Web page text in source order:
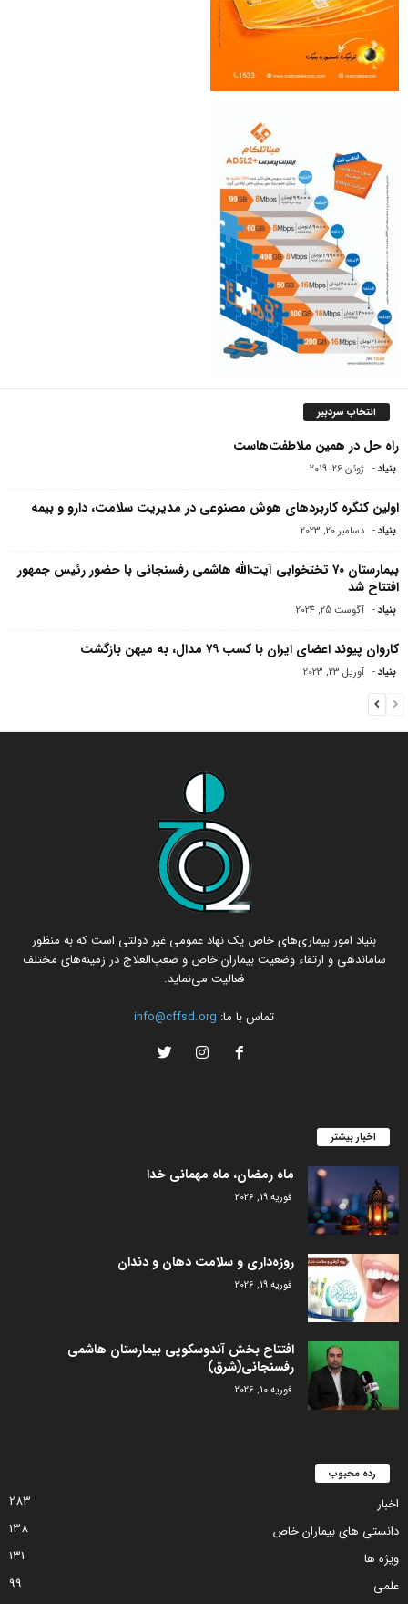
انتخاب سردبیر
راه حل در همین ملاطفت‌هاست
بنیاد- ژوئن 26, 2019
اولین کنگره کاربردهای هوش مصنوعی در مدیریت سلامت، دارو و بیمه
بنیاد- دسامبر 20, 2023
بیمارستان ۷۰ تختخوابی آیت‌الله هاشمی رفسنجانی با حضور رئیس جمهور
افتتاح شد
بنیاد- آگوست 25, 2024
کاروان پیوند اعضای ایران با کسب ۷۹ مدال، به میهن بازگشت
بنیاد- آوریل 23, 2023
بنیاد امور بیماری‌های خاص یک نهاد عمومی غیر دولتی است که به منظور
ساماندهی و ارتقاء وضعیت بیماران خاص و صعب‌العلاج در زمینه‌های مختلف
فعالیت می‌نماید.
تماس با ما: info@cffsd.org
اخبار بیشتر
ماه رمضان، ماه مهمانی خدا
فوریه 19, 2026
روزه‌داری و سلامت دهان و دندان
فوریه 19, 2026
افتتاح بخش آندوسکوپی بیمارستان هاشمی
رفسنجانی(شرق)
فوریه 10, 2026
رده محبوب
اخبار
283
دانستی های بیماران خاص
138
ویژه ها
131
علمی
99